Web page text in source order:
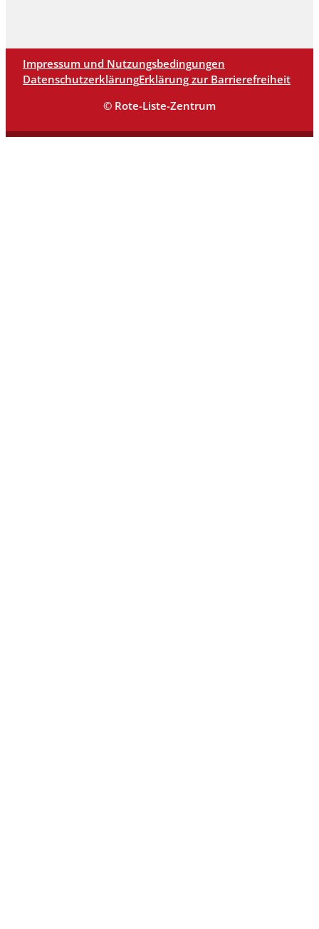
Impressum und Nutzungsbedingungen
DatenschutzerklärungErklärung zur Barrierefreiheit
© Rote-Liste-Zentrum